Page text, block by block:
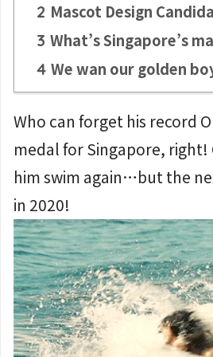
2 Mascot Design
3 What’s Singapore’s
4 We wan our golden
Who can forget his record
medal for Singapore, right!
him swim again…but the
in 2020!